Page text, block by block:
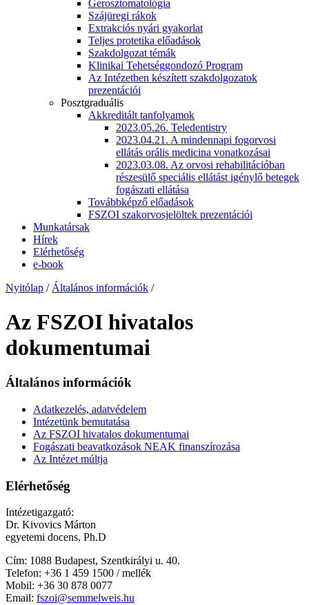
Gerosztomatológia
Szájüregi rákok
Extrakciós nyári gyakorlat
Teljes protetika előadások
Szakdolgozat témák
Klinikai Tehetséggondozó Program
Az Intézetben készített szakdolgozatok
prezentációi
Posztgraduális
Akkreditált tanfolyamok
2023.05.26. Teledentistry
2023.04.21. A mindennapi fogorvosi
ellátás orális medicina vonatkozásai
2023.03.08. Az orvosi rehabilitációban
részesülő speciális ellátást igénylő betegek
fogászati ellátása
Továbbképző előadások
FSZOI szakorvosjelöltek prezentációi
Munkatársak
Hírek
Elérhetőség
e-book
Nyitólap / Általános információk /
Az FSZOI hivatalos
dokumentumai
Általános információk
Adatkezelés, adatvédelem
Intézetünk bemutatása
Az FSZOI hivatalos dokumentumai
Fogászati beavatkozások NEAK finanszírozása
Az Intézet múltja
Elérhetőség
Intézetigazgató:
Dr. Kivovics Márton
egyetemi docens, Ph.D
Cím: 1088 Budapest, Szentkirályi u. 40.
Telefon: +36 1 459 1500 / mellék
Mobil: +36 30 878 0077
Email: fszoi@semmelweis.hu